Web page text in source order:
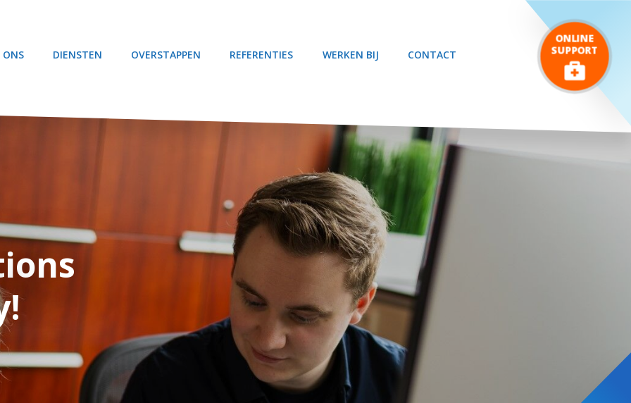
ONS DIENSTEN OVERSTAPPEN REFERENTIES WERKEN BIJ CONTACT
ONLINE
SUPPORT